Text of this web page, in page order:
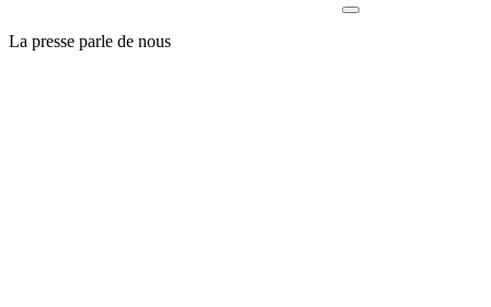
La presse parle de nous